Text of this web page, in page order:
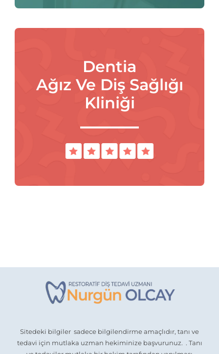
Dentia
Ağız Ve Diş Sağlığı
Kliniği
Sitedeki bilgiler sadece bilgilendirme amaçlıdır, tanı ve
tedavi için mutlaka uzman hekiminize başvurunuz. . Tanı